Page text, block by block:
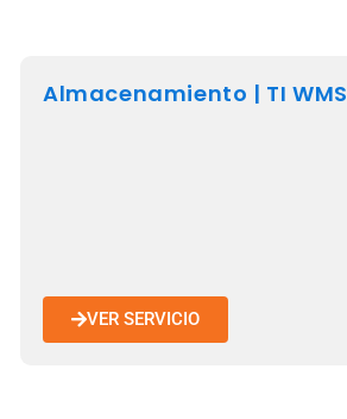
Almacenamiento | TI WMS
VER SERVICIO